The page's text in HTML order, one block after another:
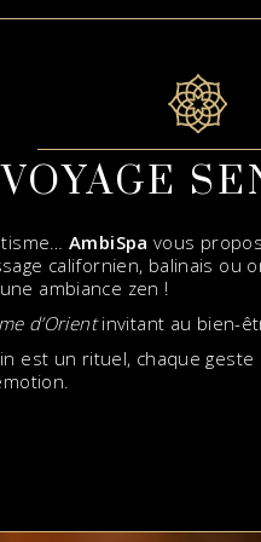
AmbiSpa vous
californien, balinais
ambiance zen !
d’Orientinvitant au bien-
est un rituel, chaque